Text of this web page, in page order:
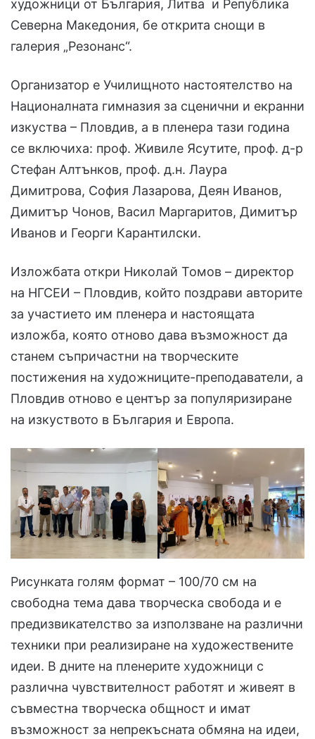
художници от България, Литва и Република
Северна Македония, бе открита снощи в
галерия „Резонанс“.
Организатор е Училищното настоятелство на
Националната гимназия за сценични и екранни
изкуства – Пловдив, а в пленера тази година
се включиха: проф. Живиле Ясутите, проф. д-р
Стефан Алтънков, проф. д.н. Лаура
Димитрова, София Лазарова, Деян Иванов,
Димитър Чонов, Васил Маргаритов, Димитър
Иванов и Георги Карантилски.
Изложбата откри Николай Томов – директор
на НГСЕИ – Пловдив, който поздрави авторите
за участието им пленера и настоящата
изложба, която отново дава възможност да
станем съпричастни на творческите
постижения на художниците-преподаватели, а
Пловдив отново е център за популяризиране
на изкуството в България и Европа.
Рисунката голям формат – 100/70 см на
свободна тема дава творческа свобода и е
предизвикателство за използване на различни
техники при реализиране на художествените
идеи. В дните на пленерите художници с
различна чувствителност работят и живеят в
съвместна творческа общност и имат
възможност за непрекъсната обмяна на идеи,